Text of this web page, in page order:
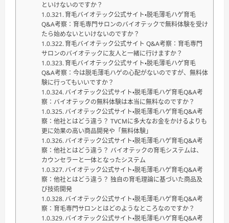
といけないのですか？
育毛バイオテック公式サイト・脱毛薄毛ハゲ育毛
Q&A考察：育毛専門サロンのバイオテックで無料体験を受け
たら始めないといけないのですか？
育毛バイオテック公式サイト Q&A考察：育毛専門
サロンのバイオテックに友人と一緒に行けますか？
育毛バイオテック公式サイト・脱毛薄毛ハゲ育毛
Q&A考察：今は脱毛薄毛ハゲの心配がないのですが、無料体
験に行ってもいいですか？
バイオテック公式サイト・脱毛薄毛ハゲ育毛Q&A考
察：バイオテックの無料体験は本当に無料なのですか？
バイオテック公式サイト・脱毛薄毛ハゲ育毛Q&A考
察：他社とはどう違う？ TVCMに多大なお金をかけるよりも
更に効果の高い商品開発や「無料体験」
バイオテック公式サイト・脱毛薄毛ハゲ育毛Q&A考
察：他社とはどう違う？ バイオテックの育毛システムは、
カウンセラーと一体となったシステム
バイオテック公式サイト・脱毛薄毛ハゲ育毛Q&A考
察：他社とはどう違う？ 独自の育毛理論に基づいた商品及
び技術開発
バイオテック公式サイト・脱毛薄毛ハゲ育毛Q&A考
察：育毛専門サロンとはどのようなところなのですか？
バイオテック公式サイト・脱毛薄毛ハゲ育毛Q&A考